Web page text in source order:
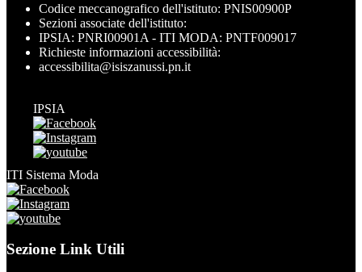
Codice meccanografico dell'istituto: PNIS00900P
Sezioni associate dell'istituto:
IPSIA: PNRI00901A - ITI MODA: PNTF009017
Richieste informazioni accessibilità:
accessibilita@isiszanussi.pn.it
IPSIA
ITI Sistema Moda
Sezione Link Utili